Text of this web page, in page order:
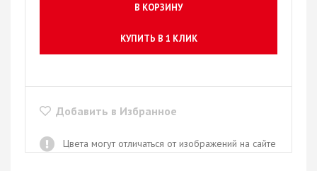
В КОРЗИНУ
КУПИТЬ В 1 КЛИК
Добавить в Избранное
Цвета могут отличаться от изображений на сайте